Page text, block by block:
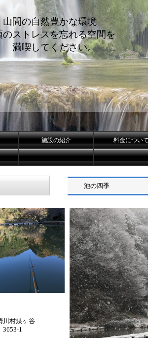
自然豊かな環境
トレスを忘れる空間を
てください。
施設の紹介 料金につい
池の四季
川村煤ヶ谷
1